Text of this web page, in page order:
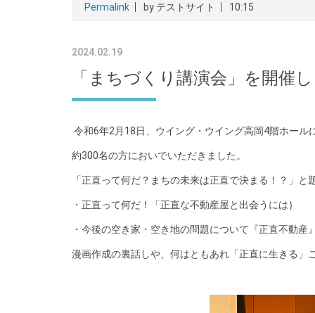
Permalink by テストサイト 10:15
2024.02.19
「まちづくり講演会」を開催
令和6年2月18日、ウイング・ウイング高岡4階ホー
約300名の方においでいただきました。
「正直って何だ？まちの未来は正直で決まる！？
・正直って何だ！「正直な不動産屋と出会うには｝
・今後の空き家・空き地の問題について『正直不動
漫画作成の裏話しや、何はともあれ「正直に生きる